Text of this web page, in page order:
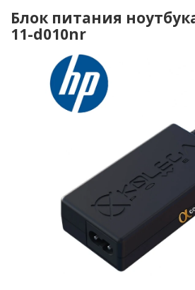
Блок питания
11-d010nr